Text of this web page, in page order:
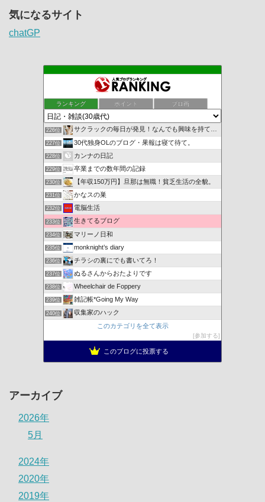
気になるサイト
chatGP
ランキング ポイント ブロ画
226位 サクラックの毎日が発見！なんでも興味を持て前向きに！
227位 30代独身OLのブログ・果報は寝て待て。
228位 カンナの日記
229位 卒業までの数年間の記録
230位 【年収150万円】旦那は無職！貧乏生活の全貌。
231位 かなスの巣
232位 電脳生活
233位 生きてるブログ
234位 マリーノ日和
235位 monknight’s diary
236位 チラシの裏にでも書いてろ！
237位 ぬるさんからおたよりです
238位 Wheelchair de Foppery
239位 雑記帳*Going My Way
240位
収集家のハック
このカテゴリを全て表示
参加する
このブログに投票する
アーカイブ
2026年
5月
2024年
2020年
2019年